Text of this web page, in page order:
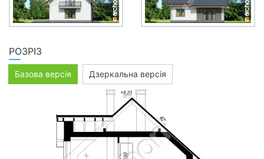
РОЗРІЗ
Базова версія Дзеркальна версія